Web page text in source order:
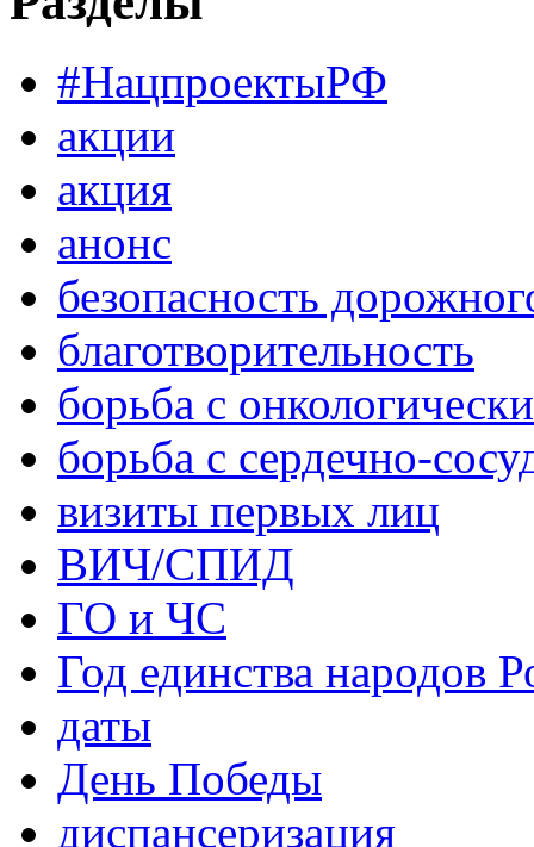
#НацпроектыРФ
акции
акция
анонс
безопасность
благотворительность
борьба с
борьба с сердечно-
визиты первых лиц
ВИЧ/СПИД
ГО и ЧС
Год единства народов
даты
День Победы
диспансеризация